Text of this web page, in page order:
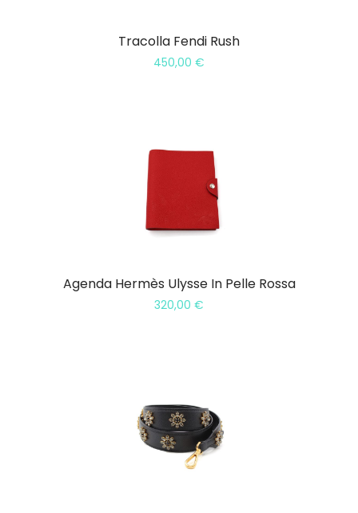
Tracolla Fendi Rush
450,00 €
Agenda Hermès Ulysse In Pelle Rossa
320,00 €